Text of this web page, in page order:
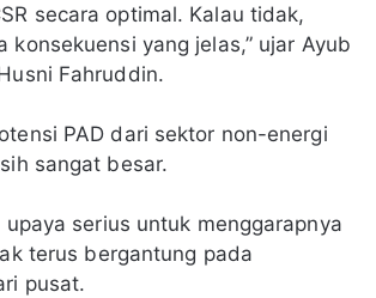
secara optimal. Kalau tidak,
konsekuensi yang jelas,” ujar Ayub
Fahruddin.
PAD dari sektor non-energi
sangat besar.
serius untuk menggarapnya
terus bergantung pada
pusat.